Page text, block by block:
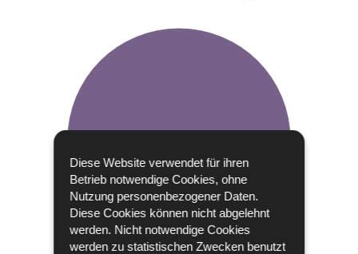
Diese Website verwendet für ihren
Betrieb notwendige Cookies, ohne
Nutzung personenbezogener Daten.
Diese Cookies können nicht abgelehnt
werden. Nicht notwendige Cookies
werden zu statistischen Zwecken benutzt